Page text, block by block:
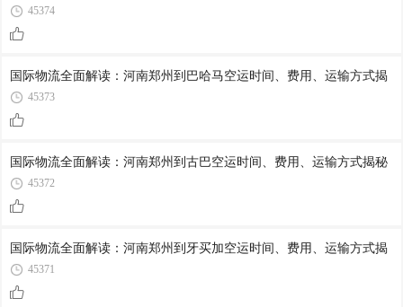
45374
国际物流全面解读：河南郑州到巴哈马空运时间、费用、运输方式揭
45373
国际物流全面解读：河南郑州到古巴空运时间、费用、运输方式揭秘
45372
国际物流全面解读：河南郑州到牙买加空运时间、费用、运输方式揭
45371